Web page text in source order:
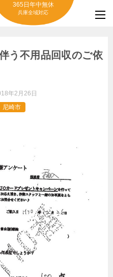
365日年中無休
兵庫全域対応
う不用品回収のご依
年2月26日
尼崎市